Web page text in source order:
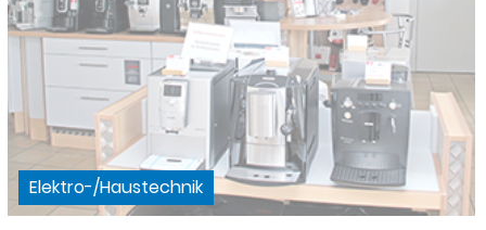
Elektro-/Haustechnik